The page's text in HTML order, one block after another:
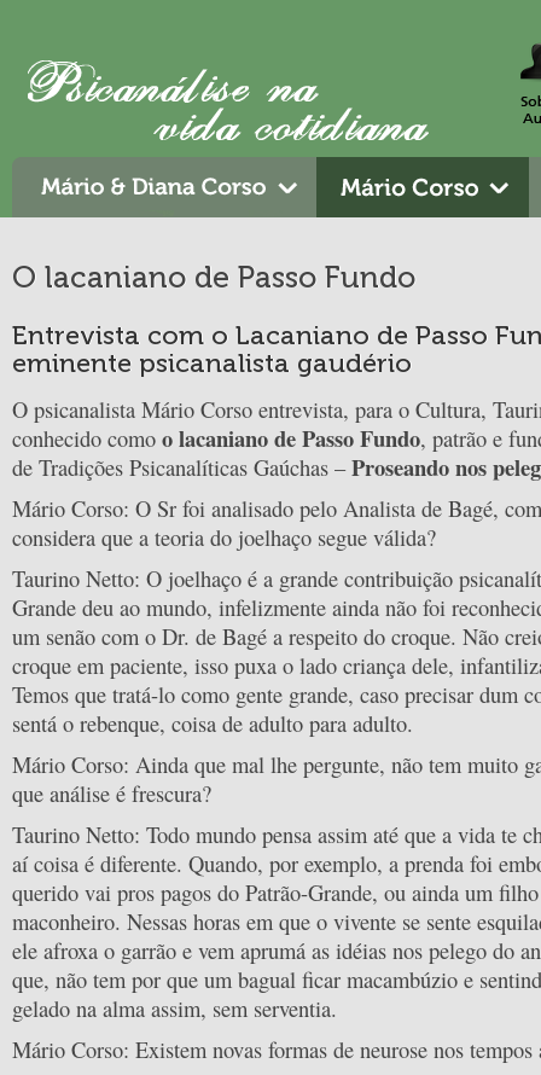
O lacaniano de Passo Fundo
Entrevista com o Lacaniano de Passo
eminente psicanalista gaudério
O psicanalista Mário Corso entrevista, para o Cultura,
conhecido como o lacaniano de Passo Fundo, patrão e
de Tradições Psicanalíticas Gaúchas –Proseando nos
Mário Corso: O Sr foi analisado pelo Analista de Bagé,
considera que a teoria do joelhaço segue válida?
Taurino Netto: O joelhaço é a grande contribuição
Grande deu ao mundo, infelizmente ainda não foi
um senão com o Dr. de Bagé a respeito do croque. Não
croque em paciente, isso puxa o lado criança dele,
Temos que tratá-lo como gente grande, caso precisar dum
sentá o rebenque, coisa de adulto para adulto.
Mário Corso: Ainda que mal lhe pergunte, não tem muito
que análise é frescura?
Taurino Netto: Todo mundo pensa assim até que a vida te
aí coisa é diferente. Quando, por exemplo, a prenda foi
querido vai pros pagos do Patrão-Grande, ou ainda um
maconheiro. Nessas horas em que o vivente se sente
ele afroxa o garrão e vem aprumá as idéias nos pelego do
que, não tem por que um bagual ficar macambúzio e
gelado na alma assim, sem serventia.
Mário Corso: Existem novas formas de neurose nos tempos